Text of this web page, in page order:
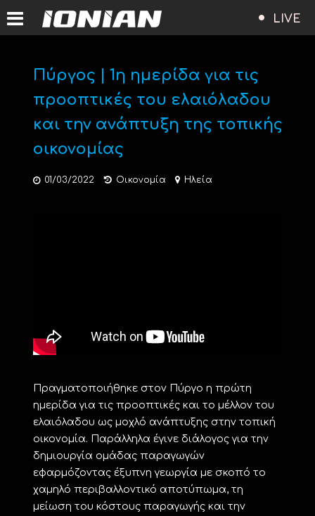
LIVE
Πύργος | 1η ημερίδα για τις
προοπτικές του ελαιόλαδου
και την ανάπτυξη της τοπικής
οικονομίας
01/03/2022 Οικονομία Ηλεία
Πραγματοποιήθηκε στον Πύργο η πρώτη
ημερίδα για τις προοπτικές και το μέλλον του
ελαιόλαδου ως μοχλό ανάπτυξης στην τοπική
οικονομία. Παράλληλα έγινε διάλογος για την
δημιουργία ομάδας παραγωγών
εφαρμόζοντας έξυπνη γεωργία με σκοπό το
χαμηλό περιβαλλοντικό αποτύπωμα, τη
μείωση του κόστους παραγωγής και την